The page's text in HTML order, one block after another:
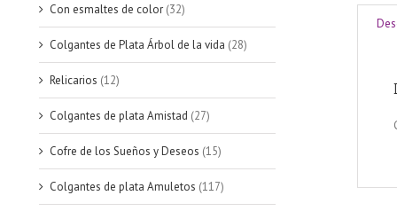
Con esmaltes de color (32)
Colgantes de Plata Árbol de la vida (28)
Relicarios (12)
Colgantes de plata Amistad (27)
Cofre de los Sueños y Deseos (15)
Colgantes de plata Amuletos (117)